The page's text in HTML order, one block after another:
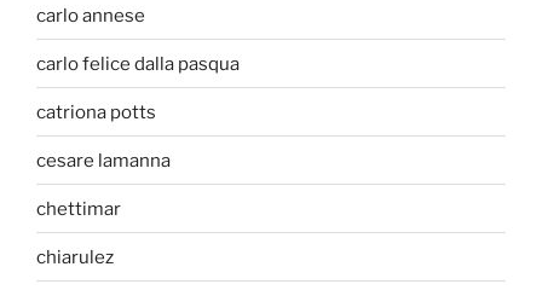
carlo annese
carlo felice dalla pasqua
catriona potts
cesare lamanna
chettimar
chiarulez